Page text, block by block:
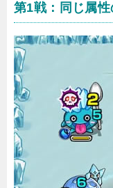
第1戦：同じ属